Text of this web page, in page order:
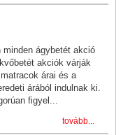
minden ágybetét akció
akciók várják
árai és a
árából indulnak ki.
figyel...
tovább...